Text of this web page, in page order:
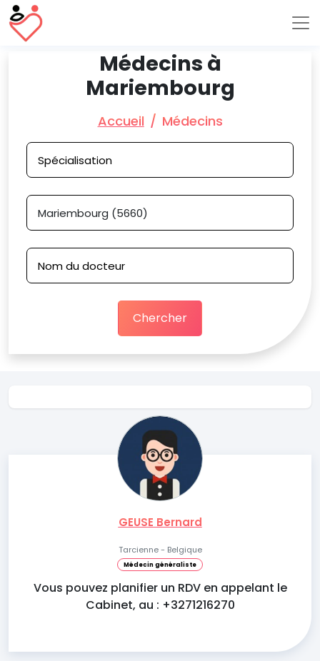
Médecins à
Mariembourg
Accueil Médecins
Chercher
GEUSE Bernard
Tarcienne - Belgique
Médecin généraliste
Vous pouvez planifier un RDV en appelant le
Cabinet, au : +3271216270